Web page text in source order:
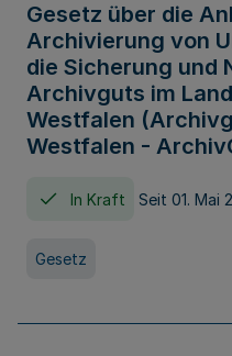
Gesetz über die
Archivierung von
die Sicherung und
Archivguts im
Westfalen
Westfalen -
In Kraft Seit 01. Mai
Gesetz